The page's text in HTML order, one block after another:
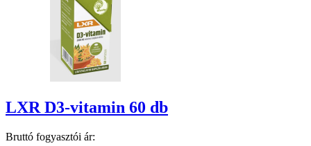
LXR D3-vitamin 60 db
Bruttó fogyasztói ár: